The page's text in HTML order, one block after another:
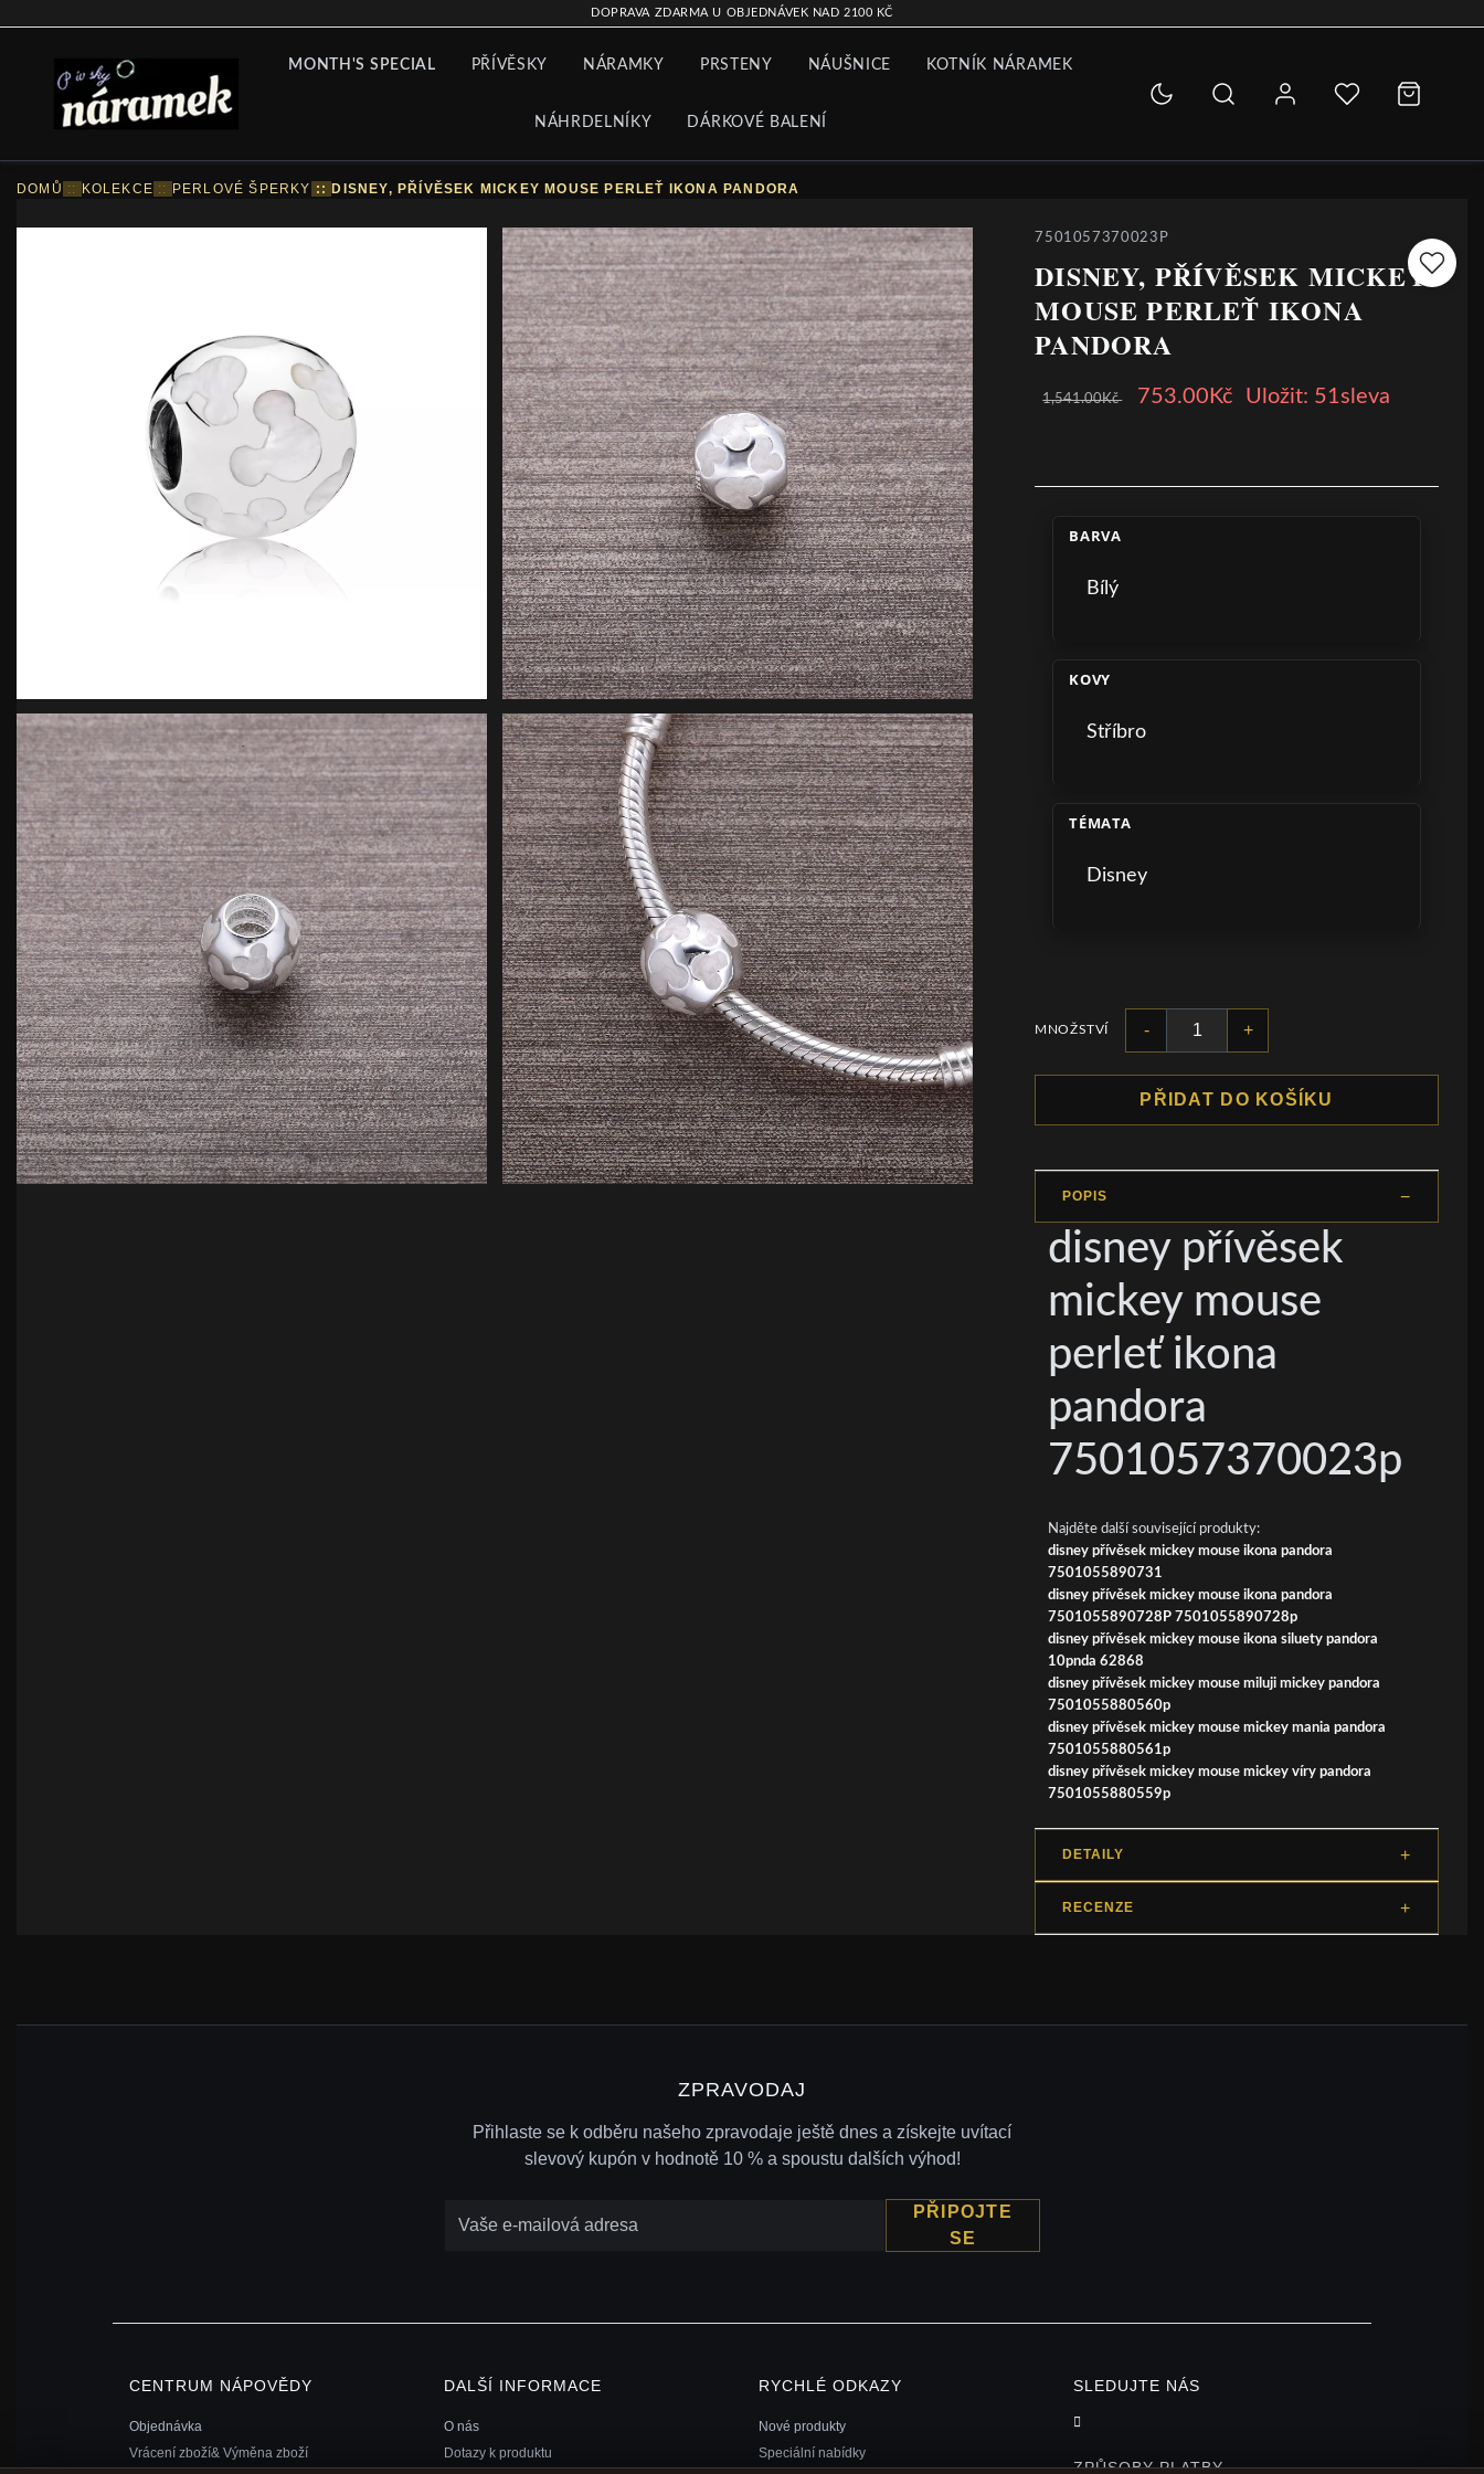
DOPRAVA ZDARMA U OBJEDNÁVEK NAD 2100 KČ
MONTH'S SPECIAL PŘÍVĚSKY NÁRAMKY PRSTENY NÁUŠNICE KOTNÍK NÁRAMEK
NÁHRDELNÍKY DÁRKOVÉ BALENÍ
DOMŮ :: KOLEKCE :: PERLOVÉ ŠPERKY :: DISNEY, PŘÍVĚSEK MICKEY MOUSE PERLEŤ IKONA PANDORA
7501057370023P
DISNEY, PŘÍVĚSEK MICKEY
MOUSE PERLEŤ IKONA
PANDORA
1,541.00Kč 753.00Kč Uložit: 51sleva
BARVA
Bílý
KOVY
Stříbro
TÉMATA
Disney
MNOŽSTVÍ - +
PŘIDAT DO KOŠÍKU
POPIS
disney přívěsek
mickey mouse
perleť ikona
pandora
7501057370023p
Najděte další související produkty:
disney přívěsek mickey mouse ikona pandora
7501055890731
disney přívěsek mickey mouse ikona pandora
7501055890728P 7501055890728p
disney přívěsek mickey mouse ikona siluety pandora
10pnda 62868
disney přívěsek mickey mouse miluji mickey pandora
7501055880560p
disney přívěsek mickey mouse mickey mania pandora
7501055880561p
disney přívěsek mickey mouse mickey víry pandora
7501055880559p
DETAILY
RECENZE
ZPRAVODAJ
Přihlaste se k odběru našeho zpravodaje ještě dnes a získejte uvítací
slevový kupón v hodnotě 10 % a spoustu dalších výhod!
PŘIPOJTE
SE
CENTRUM NÁPOVĚDY
Objednávka
Vrácení zboží& Výměna zboží
DALŠÍ INFORMACE
O nás
Dotazy k produktu
RYCHLÉ ODKAZY
Nové produkty
Speciální nabídky
SLEDUJTE NÁS
ZPŮSOBY PLATBY